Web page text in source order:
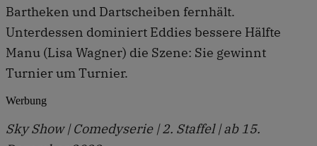
Bartheken und Dartscheiben fernhält.
Unterdessen dominiert Eddies bessere Hälfte
Manu (Lisa Wagner) die Szene: Sie gewinnt
Turnier um Turnier.
Werbung
Sky Show | Comedyserie | 2. Staffel | ab 15.